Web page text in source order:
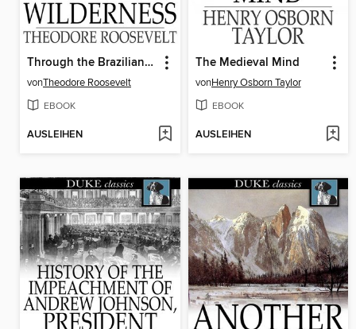
Through the Brazilian Wilderness
vonTheodore Roosevelt
EBOOK
AUSLEIHEN
The Medieval Mind
vonHenry Osborn Taylor
EBOOK
AUSLEIHEN